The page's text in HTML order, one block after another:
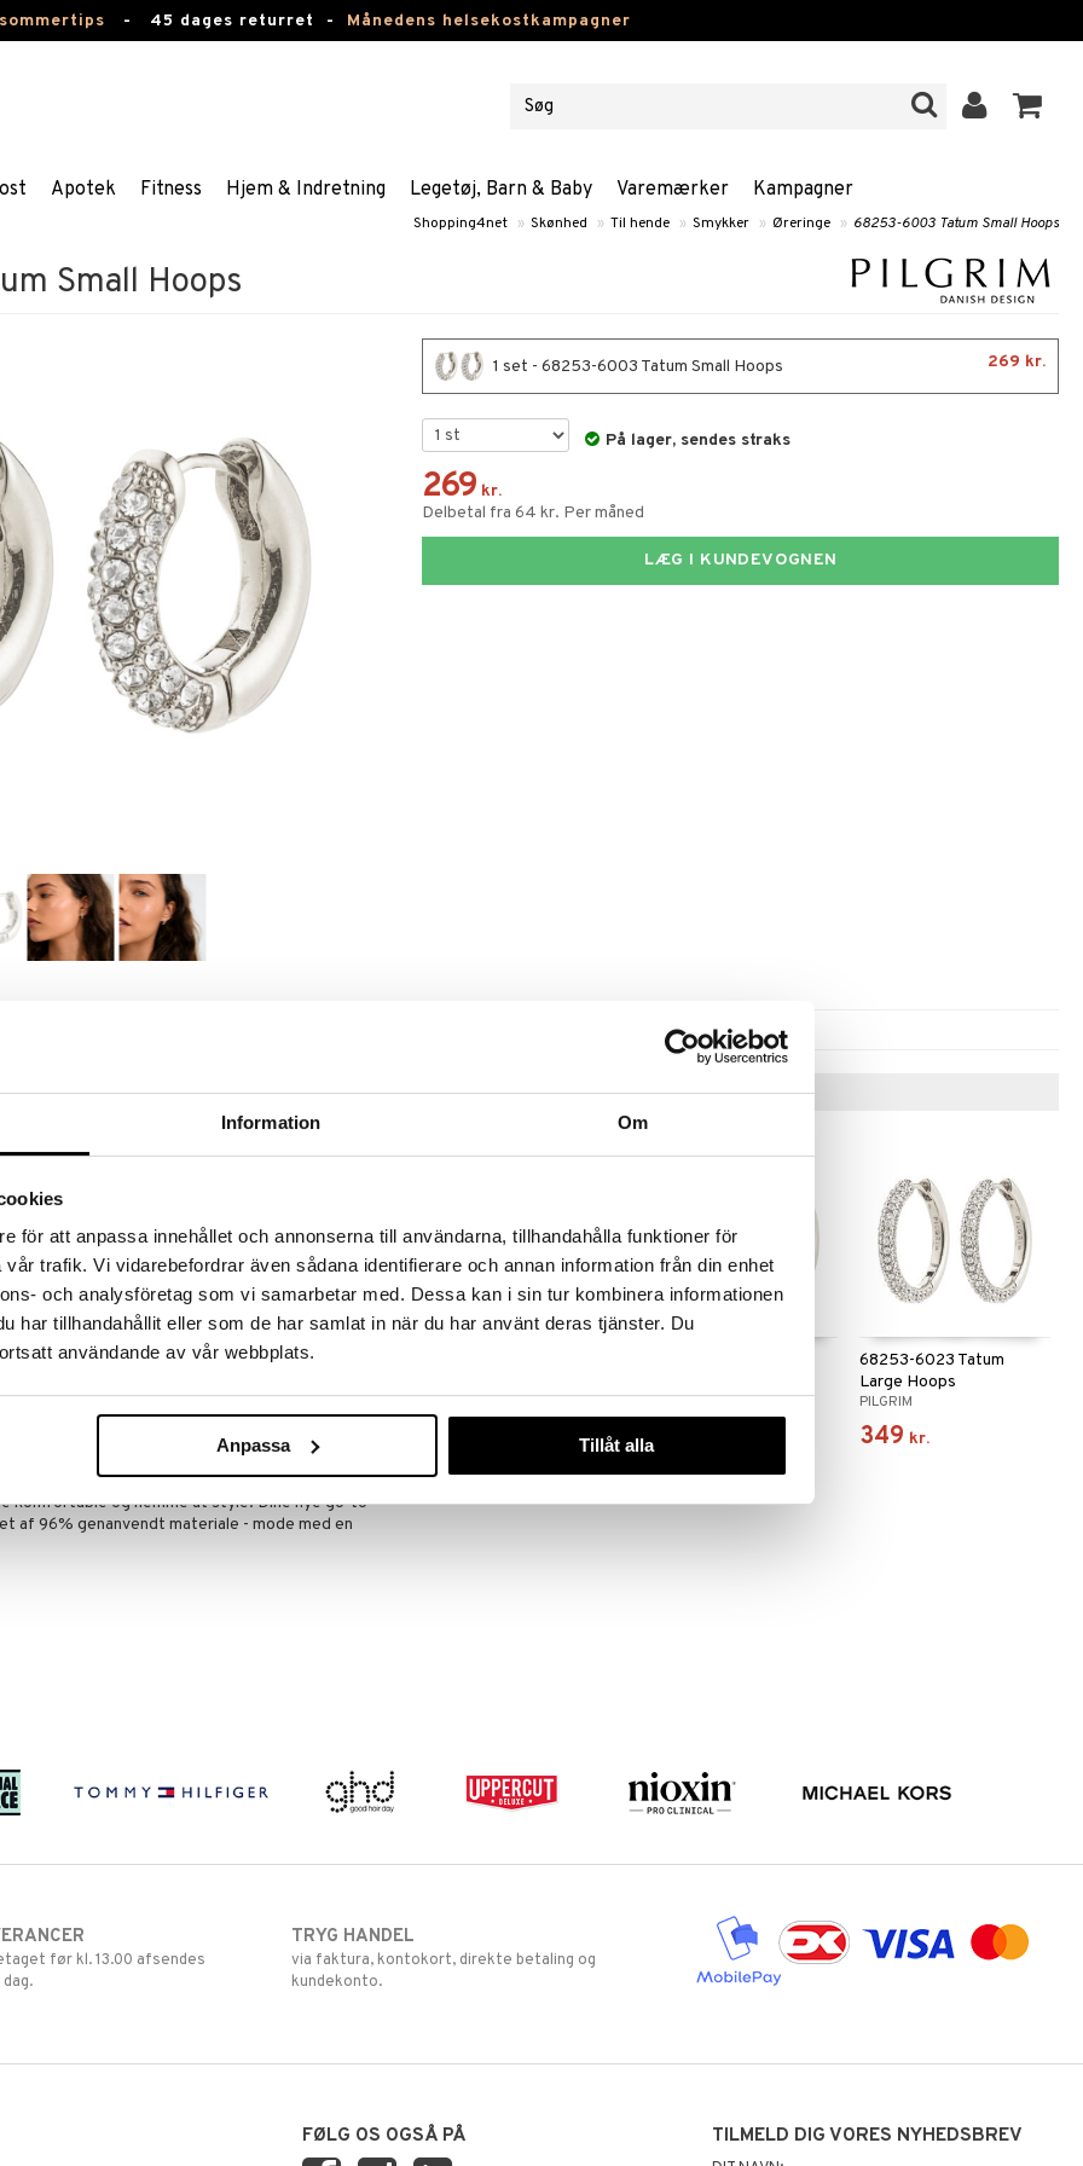
Information Om
för att anpassa innehållet och annonserna till användarna, tillhandahålla funktioner för
trafik. Vi vidarebefordrar även sådana identifierare och annan information från din enhet
och analysföretag som vi samarbetar med. Dessa kan i sin tur kombinera informationen
har tillhandahållit eller som de har samlat in när du har använt deras tjänster. Du
användande av vår webbplats.
Anpassa Tillåt alla
- 45 dages returret - Månedens helsekostkampagner
Apotek Fitness Hjem & Indretning Legetøj, Barn & Baby Varemærker Kampagner
Shopping4net » Skønhed » Til hende » Smykker » Øreringe » 68253-6003 Tatum Small Hoops
Small Hoops
1 set - 68253-6003 Tatum Small Hoops 269 kr.
På lager, sendes straks
269 kr.
Delbetal fra 64 kr. Per måned
LÆG I KUNDEVOGNEN
fundene hjem!
under vores store UDSALG. Lige nu er
med fantastiske priser på en masse
frem til og med 31/8 2026 men skynd dig - dine
kan hurtigt blive udsolgt!
»
eller for et strejf af glam og sparkle til en aften i
komfortable og nemme at style. Dine nye go-to
af 96% genanvendt materiale - mode med en
Tips til dig
PILGRIM PILGRIM
299
68253-6023 Tatum
Large Hoops
PILGRIM
349 kr.
før kl. 13.00 afsendes
TRYG HANDEL
via faktura, kontokort, direkte betaling og
kundekonto.
FØLG OS OGSÅ PÅ TILMELD DIG VORES NYHEDSBREV